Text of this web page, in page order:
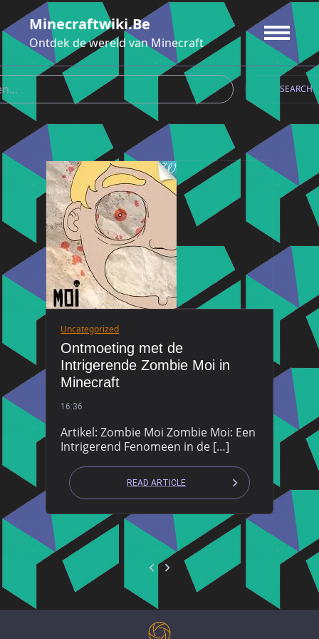
naar
de
inhoud
Minecraftwiki.be
Ontdek de wereld van Minecraft
SEARCH
Uncategorized
Ontmoeting met de
Intrigerende Zombie Moi in
Minecraft
16:36
Artikel: Zombie Moi Zombie Moi: Een
Intrigerend Fenomeen in de […]
READ ARTICLE